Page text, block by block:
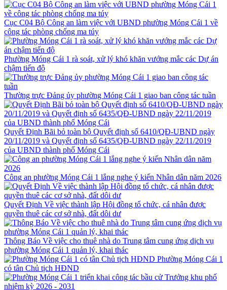
Cục C04 Bộ Công an làm việc với UBND phường Móng Cái 1 về
công tác phòng chống ma túy
Phường Móng Cái 1 rà soát, xử lý khó khăn vướng mắc các Dự án
chậm tiến độ
Thường trực Đảng ủy phường Móng Cái 1 giao ban công tác tuần
Quyết Định Bãi bỏ toàn bộ Quyết định số 6410/QĐ-UBND ngày
20/11/2019 và Quyết định số 6435/QĐ-UBND ngày 22/11/2019
của UBND thành phố Móng Cái
Công an phường Móng Cái 1 lắng nghe ý kiến Nhân dân năm 2026
Quyết Định Về việc thành lập Hội đồng tổ chức, cá nhân được
quyền thuê các cơ sở nhà, đất dôi dư
Thông Báo Về việc cho thuê nhà do Trung tâm cung ứng dịch vụ
phường Móng Cái 1 quản lý, khai thác
Phường Móng Cái 1
có tân Chủ tịch HĐND